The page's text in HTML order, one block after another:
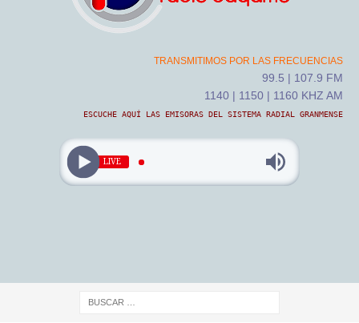
TRANSMITIMOS POR LAS FRECUENCIAS
99.5 | 107.9 FM
1140 | 1150 | 1160 KHZ AM
ESCUCHE AQUÍ LAS EMISORAS DEL SISTEMA RADIAL GRANMENSE
LIVE